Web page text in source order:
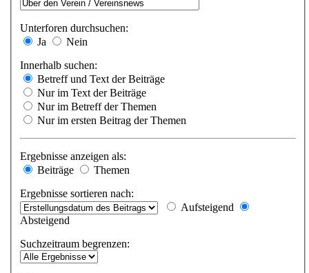
Unterforen durchsuchen:
Ja
Nein
Innerhalb suchen:
Betreff und Text der Beiträge
Nur im Text der Beiträge
Nur im Betreff der Themen
Nur im ersten Beitrag der Themen
Ergebnisse anzeigen als:
Beiträge
Themen
Ergebnisse sortieren nach:
Aufsteigend
Absteigend
Suchzeitraum begrenzen: